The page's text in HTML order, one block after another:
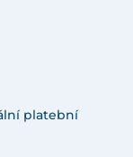
platební